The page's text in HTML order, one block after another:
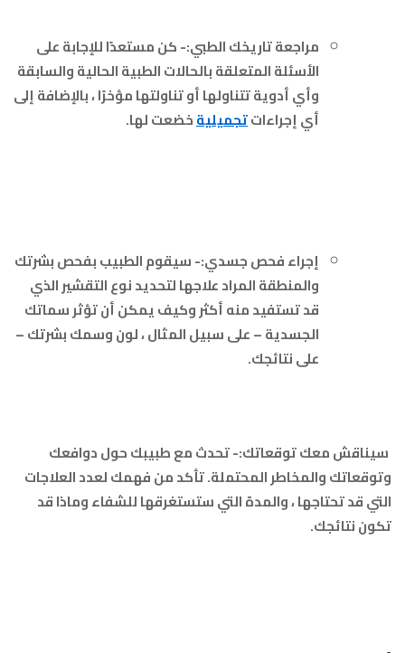
مراجعة تاريخك الطبي:- كن مستعدًا للإجابة على
الأسئلة المتعلقة بالحالات الطبية الحالية والسابقة
وأي أدوية تتناولها أو تناولتها مؤخرًا ، بالإضافة إلى
أي إجراءاتتجميليةخضعت لها.
إجراء فحص جسدي:- سيقوم الطبيب بفحص بشرتك
والمنطقة المراد علاجها لتحديد نوع التقشير الذي
قد تستفيد منه أكثر وكيف يمكن أن تؤثر سماتك
الجسدية – على سبيل المثال ، لون وسمك بشرتك –
على نتائجك.
سيناقش معك توقعاتك:- تحدث مع طبيبك حول دوافعك
وتوقعاتك والمخاطر المحتملة. تأكد من فهمك لعدد العلاجات
التي قد تحتاجها ، والمدة التي ستستغرقها للشفاء وماذا قد
تكون نتائجك.